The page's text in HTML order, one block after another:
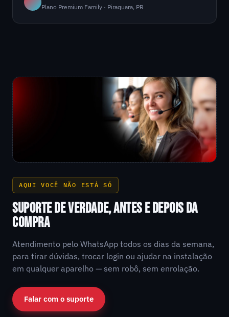
Plano Premium Family · Piraquara, PR
AQUI VOCÊ NÃO ESTÁ SÓ
SUPORTE DE VERDADE, ANTES E DEPOIS DA
COMPRA
Atendimento pelo WhatsApp todos os dias da semana,
para tirar dúvidas, trocar login ou ajudar na instalação
em qualquer aparelho — sem robô, sem enrolação.
Falar com o suporte